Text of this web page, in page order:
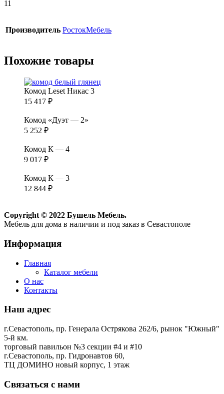
11
Производитель РостокМебель
Похожие товары
Комод Leset Никас 3
15 417 ₽
Комод «Дуэт — 2»
5 252 ₽
Комод К — 4
9 017 ₽
Комод К — 3
12 844 ₽
Copyright © 2022 Бушель Мебель.
Мебель для дома в наличии и под заказ в Севастополе
Информация
Главная
Каталог мебели
О нас
Контакты
Наш адрес
г.Севастополь, пр. Генерала Острякова 262/6, рынок "Южный"
5-й км.
торговый павильон №3 секции #4 и #10
г.Севастополь, пр. Гидронавтов 60,
ТЦ ДОМИНО новый корпус, 1 этаж
Связаться с нами